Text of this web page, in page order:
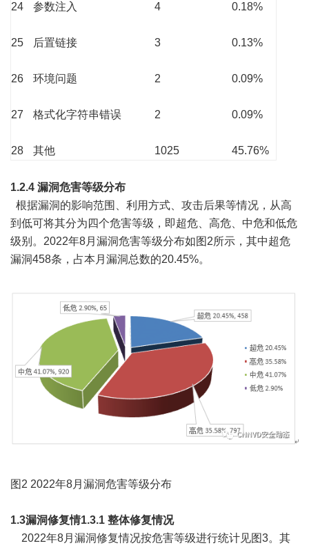
24 参数注入 4 0.18%
25 后置链接 3 0.13%
26 环境问题 2 0.09%
27 格式化字符串错误 2 0.09%
28 其他 1025 45.76%
1.2.4 漏洞危害等级分布
根据漏洞的影响范围、利用方式、攻击后果等情况，从高
到低可将其分为四个危害等级，即超危、高危、中危和低危
级别。2022年8月漏洞危害等级分布如图2所示，其中超危
漏洞458条，占本月漏洞总数的20.45%。
图2 2022年8月漏洞危害等级分布
1.3漏洞修复情1.3.1 整体修复情况
2022年8月漏洞修复情况按危害等级进行统计见图3。其